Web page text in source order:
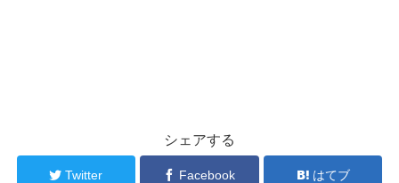
シェアする
Twitter Facebook はてブ